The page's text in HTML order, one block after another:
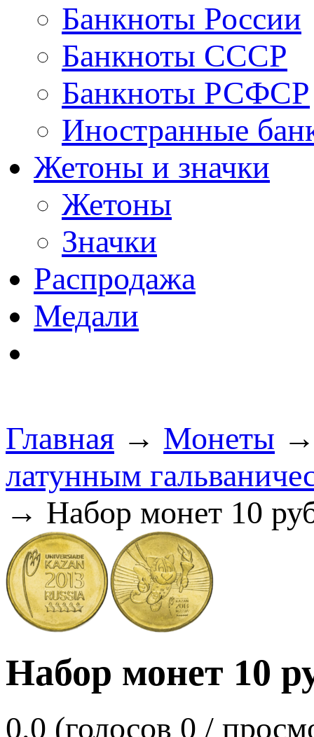
Банкноты России
Банкноты СССР
Банкноты РСФСР
Иностранные
Жетоны и значки
Жетоны
Значки
Распродажа
Медали
Главная → Монеты
латунным
→ Набор монет 10
Набор монет 10
0.0 (голосов 0 /